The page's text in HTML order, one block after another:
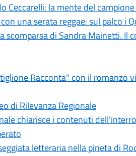
Ceccarelli: la mente del
una serata reggae: sul palco i
scomparsa di Sandra Mainetti. Il
Racconta" con il romanzo
di Rilevanza Regionale
chiarisce i contenuti
letteraria nella pineta di